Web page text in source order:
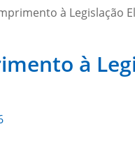
à Legislação
à